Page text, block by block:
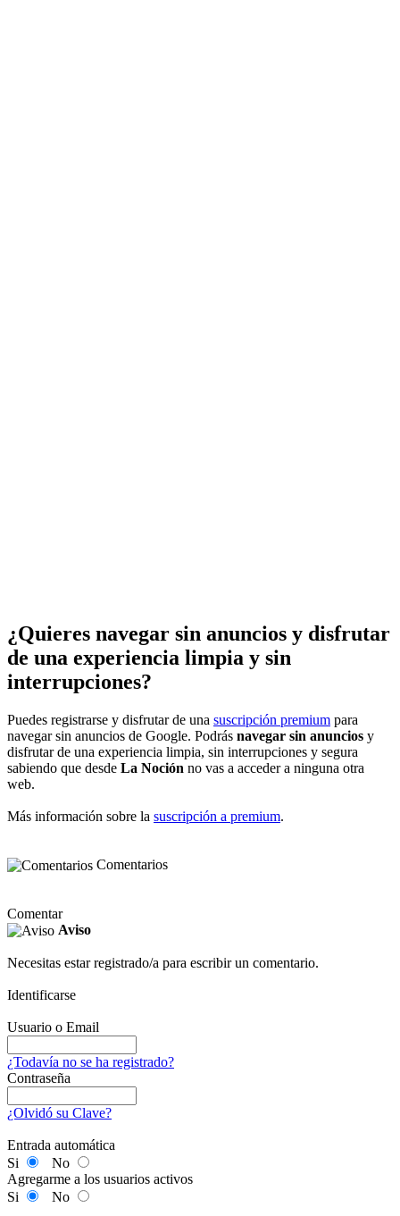
¿Quieres navegar sin anuncios y disfrutar
de una experiencia limpia y sin
interrupciones?
Puedes registrarse y disfrutar de una suscripción premium para
navegar sin anuncios de Google. Podrás navegar sin anuncios y
disfrutar de una experiencia limpia, sin interrupciones y segura
sabiendo que desde La Noción no vas a acceder a ninguna otra
web.
Más información sobre la suscripción a premium.
Comentarios
Comentar
Aviso
Necesitas estar registrado/a para escribir un comentario.
Identificarse
Usuario o Email
¿Todavía no se ha registrado?
Contraseña
¿Olvidó su Clave?
Entrada automática
Si
No
Agregarme a los usuarios activos
Si
No